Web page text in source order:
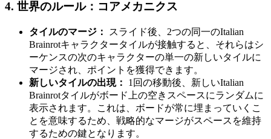
4. 世界のルール：コアメカニクス
タイルのマージ：
スライド後、2つの同一のItalian
Brainrotキャラクタータイルが接触すると、それらはシ
ーケンスの次のキャラクターの単一の新しいタイルに
マージされ、ポイントを獲得できます。
新しいタイルの出現：
1回の移動後、新しいItalian
Brainrotタイルがボード上の空きスペースにランダムに
表示されます。これは、ボードが常に埋まっていくこ
とを意味するため、戦略的なマージがスペースを維持
するための鍵となります。